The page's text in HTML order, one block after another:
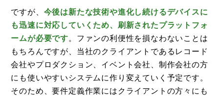
ですが、 今後は新たな技術や進化し続けるデバイスに
も迅速に対応していくため、刷新されたプラットフォ
ームが必要です。ファンの利便性を損なわないことは
もちろんですが、当社のクライアントであるレコード
会社やプロダクション、イベント会社、制作会社の方
にも使いやすいシステムに作り変えていく予定です。
そのため、要件定義作業にはクライアントの方々にも